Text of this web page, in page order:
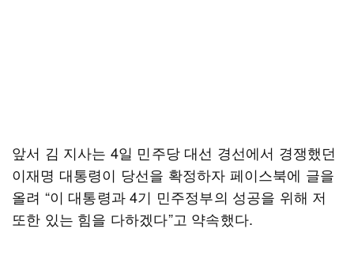
앞서 김 지사는 4일 민주당 대선 경선에서 경쟁했던
이재명 대통령이 당선을 확정하자 페이스북에 글을
올려 “이 대통령과 4기 민주정부의 성공을 위해 저
또한 있는 힘을 다하겠다”고 약속했다.